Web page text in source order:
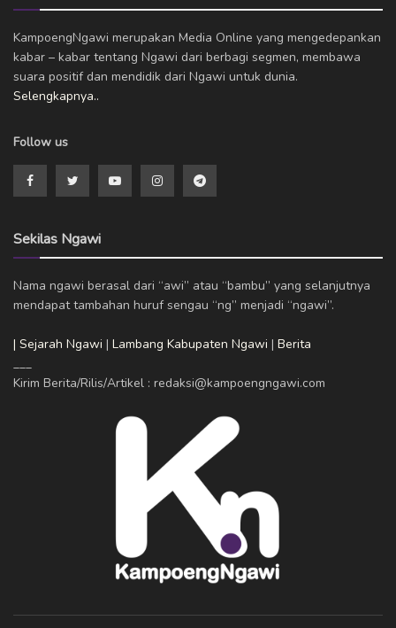
KampoengNgawi merupakan Media Online yang mengedepankan
kabar – kabar tentang Ngawi dari berbagi segmen, membawa
suara positif dan mendidik dari Ngawi untuk dunia.
Selengkapnya..
Follow us
Sekilas Ngawi
Nama ngawi berasal dari “awi” atau “bambu” yang selanjutnya
mendapat tambahan huruf sengau “ng” menjadi “ngawi”.
| Sejarah Ngawi | Lambang Kabupaten Ngawi | Berita
Kirim Berita/Rilis/Artikel : redaksi@kampoengngawi.com